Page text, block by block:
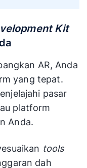
Kit
AR, Anda
yang tepat.
pasar
platform
Anda.
tools
dah